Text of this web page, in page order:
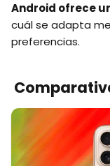
Android ofrece
cuál se adapta
preferencias.